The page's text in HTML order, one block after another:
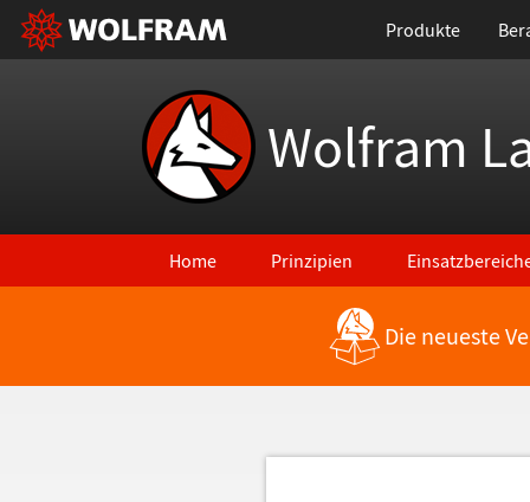
Produkte
Wolfram
Home Prinzipien
Zurück zu den neuesten FeaturesDie neueste